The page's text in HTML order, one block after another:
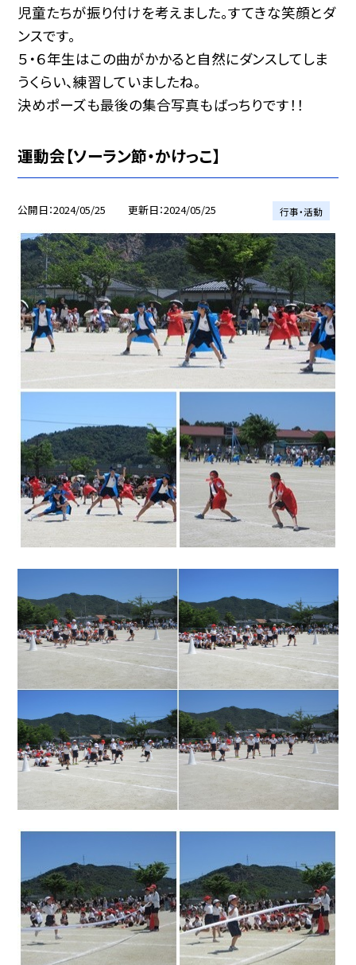
児童たちが振り付けを考えました。すてきな笑顔とダ
ンスです。
５・６年生はこの曲がかかると自然にダンスしてしま
うくらい、練習していましたね。
決めポーズも最後の集合写真もばっちりです！！
運動会【ソーラン節・かけっこ】
公開日 2024/05/25 更新日 2024/05/25 行事・活動